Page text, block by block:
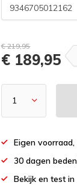
9346705012162
€ 219,95
€ 189,95
Eigen
30 dagen
Bekijk en test